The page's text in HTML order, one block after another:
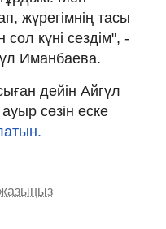
жүрегімнің тасы
күні сездім", -
Иманбаева.
дейін Айгүл
сөзін еске
жазыңыз